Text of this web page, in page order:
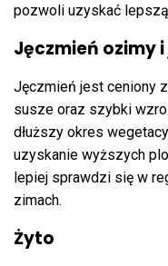
pozwoli uzyskać lepszą
Jęczmień ozimy
Jęczmień jest ceniony
susze oraz szybki
dłuższy okres
uzyskanie wyższych
lepiej sprawdzi się w
zimach.
Żyto